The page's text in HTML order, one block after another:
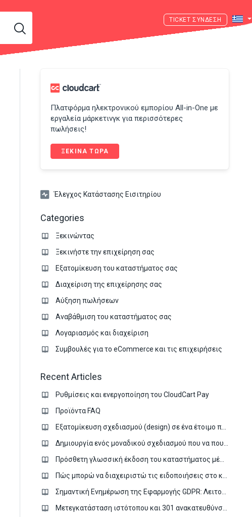
ΣΎΝΔΕΣΗ
Πλατφόρμα ηλεκτρονικού εμπορίου All-in-One με
εργαλεία μάρκετινγκ για περισσότερες
πωλήσεις!
ΞΕΚΙΝΑ ΤΩΡΑ
Έλεγχος Κατάστασης Εισιτηρίου
Categories
Ξεκινώντας
Ξεκινήστε την επιχείρηση σας
Εξατομίκευση του καταστήματος σας
Διαχείριση της επιχείρησης σας
Аύξηση πωλήσεων
Αναβάθμιση του καταστήματος σας
Λογαριασμός και διαχείριση
Συμβουλές για το eCommerce και τις επιχειρήσεις
Recent Articles
Ρυθμίσεις και ενεργοποίηση του CloudCart Pay
Προϊόντα FAQ